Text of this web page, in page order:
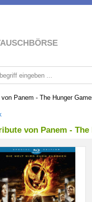
von Panem - The Hunger
von Panem -